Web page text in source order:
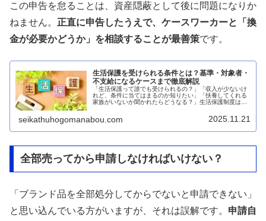
この申告を怠ることは、資産隠蔽として後に問題になりか
ねません。 正直に申告したうえで、ケースワーカーと「換
金が必要かどうか」を相談することが最善策です。
生活保護を受けられる条件とは？基準・対象者・
不支給になるケースまで徹底解説
「生活保護って誰でも受けられるの？」「収入が少ないけ
れど、条件に当てはまるのか知りたい」「扶養してくれる
家族がいないか聞かれたらどうなる？」生活保護制度は
seikathuhogomanabou.com 2025.11.21
全部売ってから申請しなければいけない？
「ブランド品を全部処分してからでないと申請できない」
と思い込んでいる方がいますが、それは誤解です。 申請自